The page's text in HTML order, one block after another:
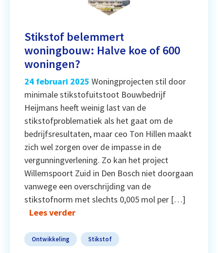
Stikstof belemmert
woningbouw: Halve koe of 600
woningen?
24 februari 2025 Woningprojecten stil door
minimale stikstofuitstoot Bouwbedrijf
Heijmans heeft weinig last van de
stikstofproblematiek als het gaat om de
bedrijfsresultaten, maar ceo Ton Hillen maakt
zich wel zorgen over de impasse in de
vergunningverlening. Zo kan het project
Willemspoort Zuid in Den Bosch niet doorgaan
vanwege een overschrijding van de
stikstofnorm met slechts 0,005 mol per […]
Lees verder
Ontwikkeling Stikstof